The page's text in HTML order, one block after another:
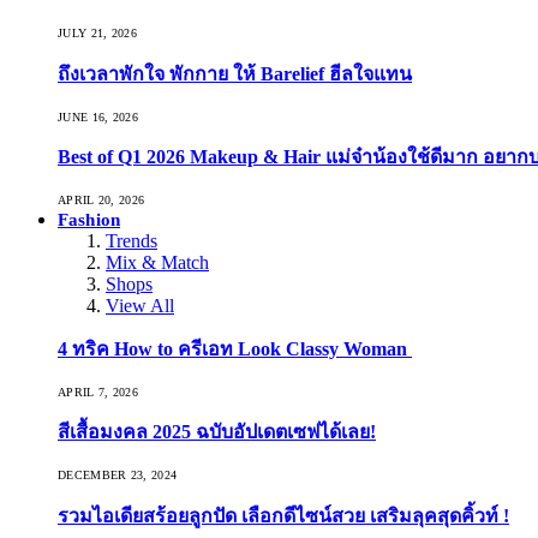
JULY 21, 2026
ถึงเวลาพักใจ พักกาย ให้ Barelief ฮีลใจแทน
JUNE 16, 2026
Best of Q1 2026 Makeup & Hair แม่จ๋าน้องใช้ดีมาก อยาก
APRIL 20, 2026
Fashion
Trends
Mix & Match
Shops
View All
4 ทริค How to ครีเอท Look Classy Woman
APRIL 7, 2026
สีเสื้อมงคล 2025 ฉบับอัปเดตเซฟได้เลย!
DECEMBER 23, 2024
รวมไอเดียสร้อยลูกปัด เลือกดีไซน์สวย เสริมลุคสุดคิ้วท์ !